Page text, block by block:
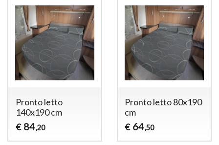
Pronto letto
140x190 cm
€ 84,20
Pronto letto 80x190
cm
€ 64,50